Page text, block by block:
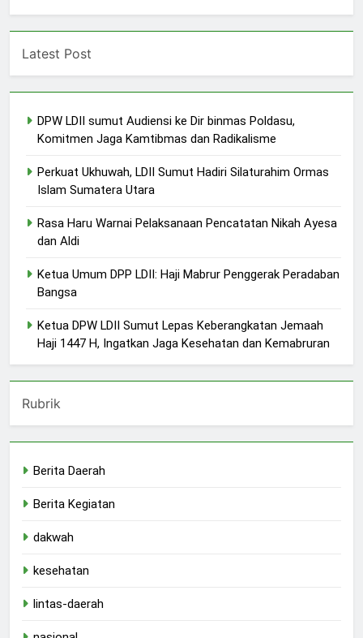
Latest Post
DPW LDII sumut Audiensi ke Dir binmas Poldasu,
Komitmen Jaga Kamtibmas dan Radikalisme
Perkuat Ukhuwah, LDII Sumut Hadiri Silaturahim Ormas
Islam Sumatera Utara
Rasa Haru Warnai Pelaksanaan Pencatatan Nikah Ayesa
dan Aldi
Ketua Umum DPP LDII: Haji Mabrur Penggerak Peradaban
Bangsa
Ketua DPW LDII Sumut Lepas Keberangkatan Jemaah
Haji 1447 H, Ingatkan Jaga Kesehatan dan Kemabruran
Rubrik
Berita Daerah
Berita Kegiatan
dakwah
kesehatan
lintas-daerah